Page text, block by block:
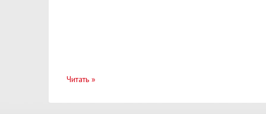
Суппорт
Читать »